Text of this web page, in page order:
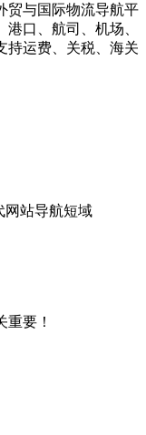
贸与国际物流导航平
口、航司、机场、
持运费、关税、海关
网站导航短域
要！